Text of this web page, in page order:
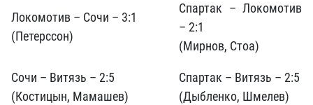
Локомотив – Сочи – 3:1
(Петерссон)
Спартак – Локомотив
– 2:1
(Мирнов, Стоа)
Сочи – Витязь – 2:5
(Костицын, Мамашев)
Спартак – Витязь – 2:5
(Дыбленко, Шмелев)